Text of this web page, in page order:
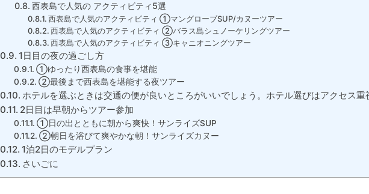
西表島で人気の アクティビティ5選
西表島で人気のアクティビティ ①マングローブSUP/カヌーツアー
西表島で人気のアクティビティ ②バラス島シュノーケリングツアー
西表島で人気のアクティビティ ③キャニオニングツアー
1日目の夜の過ごし方
①ゆったり西表島の食事を堪能
②最後まで西表島を堪能する夜ツアー
ホテルを選ぶときは交通の便が良いところがいいでしょう。ホテル選びはアクセス重
2日目は早朝からツアー参加
①日の出とともに朝から爽快！サンライズSUP
②朝日を浴びて爽やかな朝！サンライズカヌー
1泊2日のモデルプラン
さいごに